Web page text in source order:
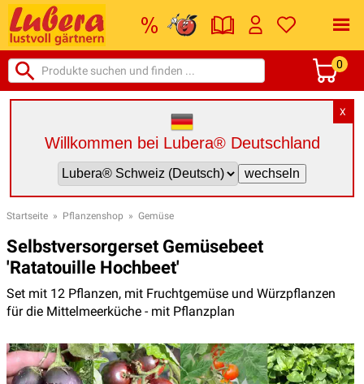
0
X
Willkommen bei Lubera® Deutschland
Startseite » Pflanzenshop » Gemüse
Selbstversorgerset Gemüsebeet
'Ratatouille Hochbeet'
Set mit 12 Pflanzen, mit Fruchtgemüse und Würzpflanzen
für die Mittelmeerküche - mit Pflanzplan